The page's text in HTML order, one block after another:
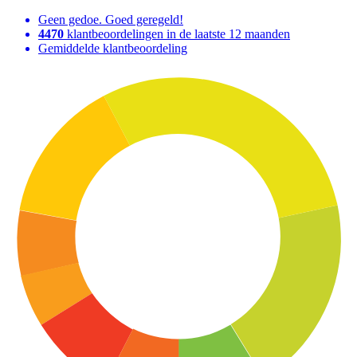
Geen gedoe. Goed geregeld!
4470 klantbeoordelingen in de laatste 12 maanden
Gemiddelde klantbeoordeling